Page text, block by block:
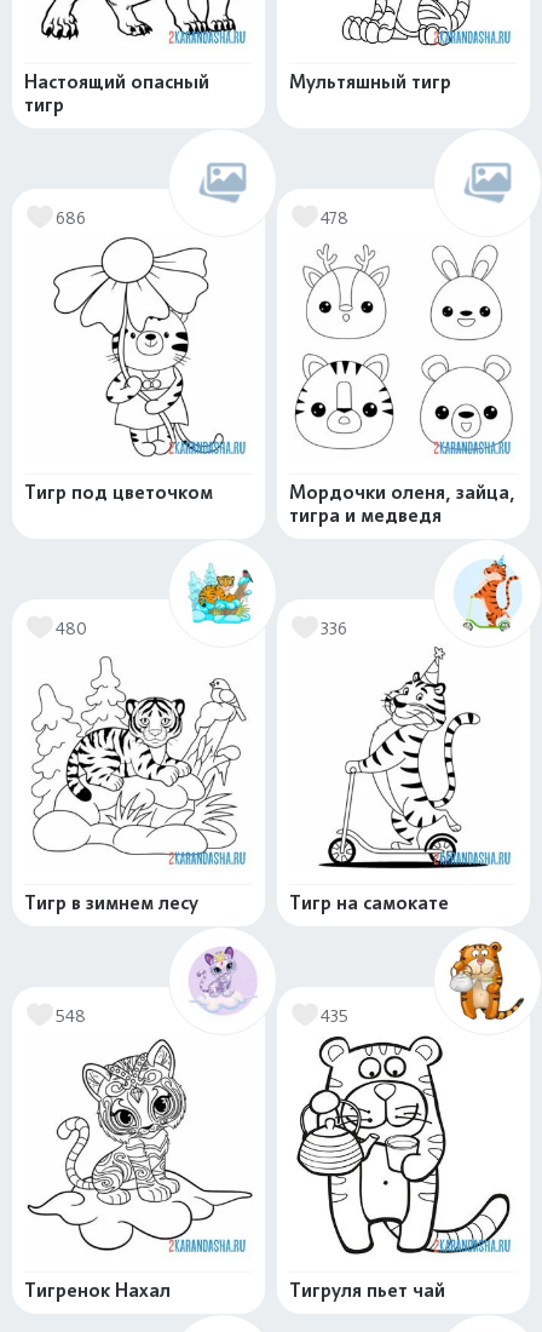
Настоящий опасный
тигр
Мультяшный тигр
686
Тигр под цветочком
478
Мордочки оленя, зайца,
тигра и медведя
480
Тигр в зимнем лесу
336
Тигр на самокате
548
Тигренок Нахал
435
Тигруля пьет чай